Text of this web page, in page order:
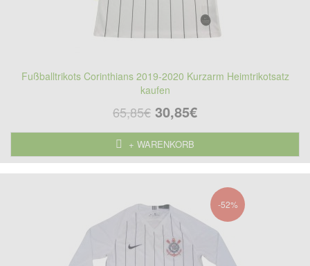
Fußballtrikots Corinthians 2019-2020 Kurzarm Heimtrikotsatz
kaufen
65,85€ 30,85€
+ WARENKORB
-52%